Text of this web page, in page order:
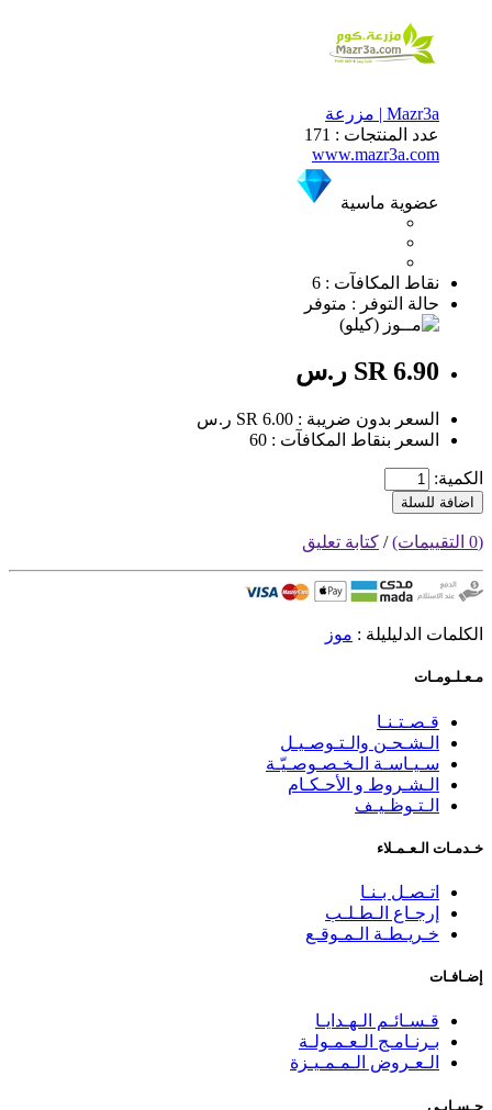
Mazr3a | مزرعة
عدد المنتجات : 171
www.mazr3a.com
عضوية ماسية
نقاط المكافآت : 6
حالة التوفر : متوفر
SR 6.90 ر.س
السعر بدون ضريبة : SR 6.00 ر.س
السعر بنقاط المكافآت : 60
الكمية:
اضافة للسلة
(0 التقييمات) / كتابة تعليق
الكلمات الدليليلة : موز
مـعـلـومـات
قـصـتـنـا
الـشـحـن والـتـوصـيـل
سـيـاسـة الـخـصـوصـيّـة
الـشـروط و الأحـكـام
الـتـوظـيـف
خـدمـات الـعـمـلاء
اتـصـل بـنـا
إرجـاع الـطـلـب
خـريـطـة الـمـوقـع
إضـافـات
قـسـائـم الـهـدايـا
بـرنـامـج الـعـمـولـة
الـعـروض الـمـمـيـزة
حـسـابـي